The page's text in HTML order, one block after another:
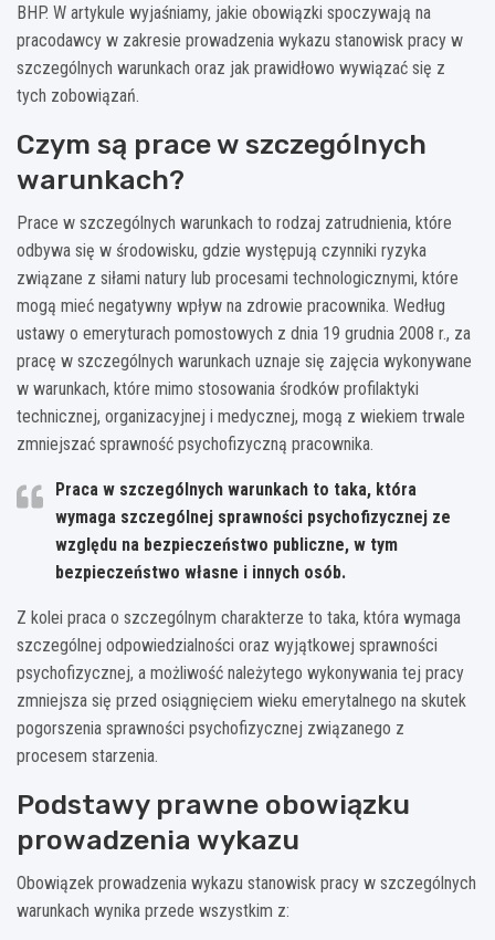
BHP. W artykule wyjaśniamy, jakie obowiązki spoczywają na
pracodawcy w zakresie prowadzenia wykazu stanowisk pracy w
szczególnych warunkach oraz jak prawidłowo wywiązać się z
tych zobowiązań.
Czym są prace w szczególnych
warunkach?
Prace w szczególnych warunkach to rodzaj zatrudnienia, które
odbywa się w środowisku, gdzie występują czynniki ryzyka
związane z siłami natury lub procesami technologicznymi, które
mogą mieć negatywny wpływ na zdrowie pracownika. Według
ustawy o emeryturach pomostowych z dnia 19 grudnia 2008 r., za
pracę w szczególnych warunkach uznaje się zajęcia wykonywane
w warunkach, które mimo stosowania środków profilaktyki
technicznej, organizacyjnej i medycznej, mogą z wiekiem trwale
zmniejszać sprawność psychofizyczną pracownika.
Praca w szczególnych warunkach to taka, która
wymaga szczególnej sprawności psychofizycznej ze
względu na bezpieczeństwo publiczne, w tym
bezpieczeństwo własne i innych osób.
Z kolei praca o szczególnym charakterze to taka, która wymaga
szczególnej odpowiedzialności oraz wyjątkowej sprawności
psychofizycznej, a możliwość należytego wykonywania tej pracy
zmniejsza się przed osiągnięciem wieku emerytalnego na skutek
pogorszenia sprawności psychofizycznej związanego z
procesem starzenia.
Podstawy prawne obowiązku
prowadzenia wykazu
Obowiązek prowadzenia wykazu stanowisk pracy w szczególnych
warunkach wynika przede wszystkim z: